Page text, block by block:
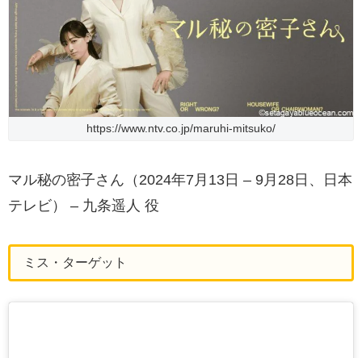
https://www.ntv.co.jp/maruhi-mitsuko/
マル秘の密子さん（2024年7月13日 – 9月28日、日本
テレビ） – 九条遥人 役
ミス・ターゲット